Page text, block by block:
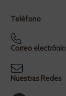
Teléfono
Correo
Nuestras Redes